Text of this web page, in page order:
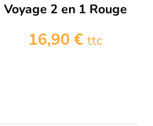
Voyage 2 en 1 Rouge
16,90€ ttc